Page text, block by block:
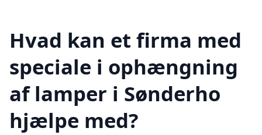
Hvad kan et firma med
speciale i ophængning
af lamper i Sønderho
hjælpe med?